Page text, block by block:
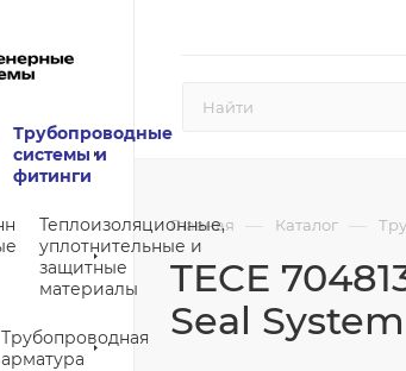
Трубопроводные
системы и
фитинги
Теплоизоляционные,
уплотнительные и
защитные
материалы
Трубопроводная
арматура
Главная — Каталог —
TECE
Seal